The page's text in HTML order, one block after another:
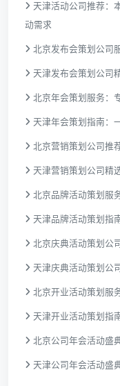
天津活动公司推荐：
动需求
北京发布会策划公司
天津发布会策划公司
北京年会策划服务：
天津年会策划指南：
北京营销策划公司推
天津营销策划公司精
北京品牌活动策划服
天津品牌活动策划指
北京庆典活动策划公
天津庆典活动策划公
北京开业活动策划服
天津开业活动策划指
北京公司年会活动盛
天津公司年会活动盛